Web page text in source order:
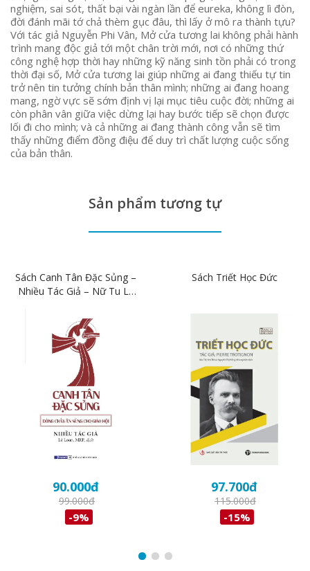
nghiệm, sai sót, thất bại vài ngàn lần để eureka, không lì đòn,
đời đánh mãi tớ chả thèm gục đâu, thì lấy ở mô ra thành tựu?
Với tác giả Nguyễn Phi Vân, Mở cửa tương lai không phải hành
trình mang độc giả tới một chân trời mới, nơi có những thứ
công nghệ hợp thời hay những kỹ năng sinh tồn phải có trong
thời đại số, Mở cửa tương lai giúp những ai đang thiếu tự tin
trở nên tin tưởng chính bản thân mình; những ai đang hoang
mang, ngờ vực sẽ sớm định vị lại mục tiêu cuộc đời; những ai
còn phân vân giữa việc dừng lại hay bước tiếp sẽ chọn được
lối đi cho mình; và cả những ai đang thành công vẫn sẽ tìm
thấy những điểm đồng điệu để duy trì chất lượng cuộc sống
của bản thân.
Sản phẩm tương tự
Sách Canh Tân Đặc Sủng –
Nhiều Tác Giả – Nữ Tu Lê
90.000đ
99.000đ
-9%
Sách Triết Học Đức
97.700đ
115.000đ
-15%